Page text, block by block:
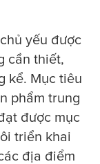
yếu được
cần thiết,
kể. Mục tiêu
phẩm trung
được mục
triển khai
địa điểm